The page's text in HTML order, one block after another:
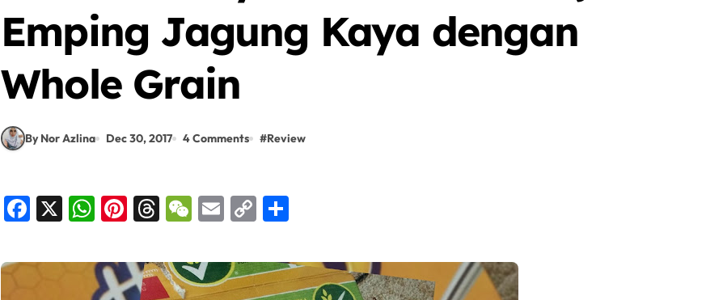
Emping Jagung Kaya dengan
Whole Grain
By Nor Azlina Dec 30, 2017 4 Comments #Review
Facebook
X WhatsApp
Pinterest
Threads
WeChat
Email
Copy